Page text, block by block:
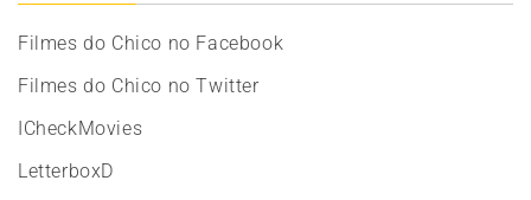
Filmes do Chico no Facebook
Filmes do Chico no Twitter
ICheckMovies
LetterboxD